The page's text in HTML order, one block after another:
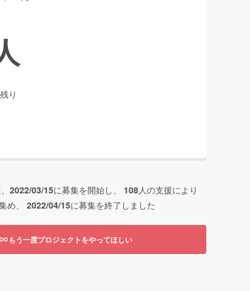
り
2022/03/15に募集を開始し、 108人の支援により
め、 2022/04/15に募集を終了しました
もう一度プロジェクトをやってほしい